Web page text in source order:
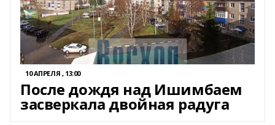
10 АПРЕЛЯ , 13:00
После дождя над Ишимбаем
засверкала двойная радуга